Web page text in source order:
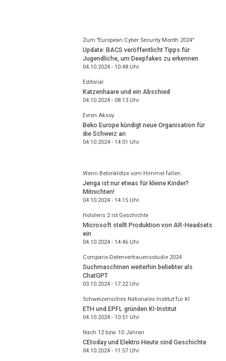
Zum "European Cyber Security Month 2024"
Update: BACS veröffentlicht Tipps für
Jugendliche, um Deepfakes zu erkennen
04.10.2024 - 10:48Uhr
Editorial
Katzenhaare und ein Abschied
04.10.2024 - 08:13Uhr
Evren Aksoy
Beko Europe kündigt neue Organisation für
die Schweiz an
04.10.2024 - 14:01 Uhr
Wenn Betonklötze vom Himmel fallen
Jenga ist nur etwas für kleine Kinder?
Mitnichten!
04.10.2024 - 14:15Uhr
Hololens 2 ist Geschichte
Microsoft stellt Produktion von AR-Headsets
ein
04.10.2024 - 14:46Uhr
Comparis-Datenvertrauensstudie 2024
Suchmaschinen weiterhin beliebter als
ChatGPT
03.10.2024 - 17:22Uhr
Schweizerisches Nationales Institut für KI
ETH und EPFL gründen KI-Institut
04.10.2024 - 10:51 Uhr
Nach 12 bzw. 10 Jahren
CEtoday und Elektro Heute sind Geschichte
04.10.2024 - 11:57Uhr